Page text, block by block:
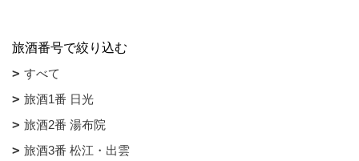
旅酒番号で絞り込む
すべて
旅酒1番 日光
旅酒2番 湯布院
旅酒3番 松江・出雲